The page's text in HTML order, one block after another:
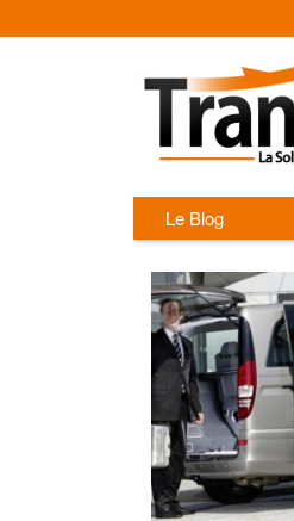
Le Blog